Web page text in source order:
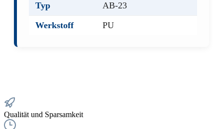
Typ
AB-23
Werkstoff
PU
Qualität und Sparsamkeit